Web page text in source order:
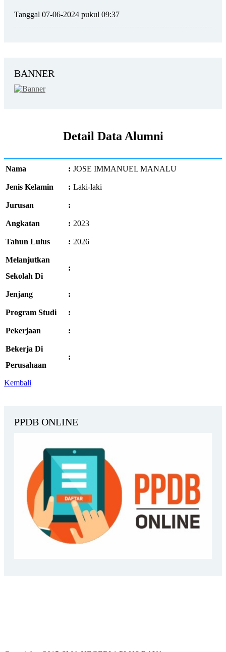
Tanggal 07-06-2024 pukul 09:37
BANNER
Detail Data Alumni
Nama : JOSE IMMANUEL MANALU
Jenis Kelamin : Laki-laki
Jurusan :
Angkatan : 2023
Tahun Lulus : 2026
Melanjutkan
Sekolah Di
:
Jenjang :
Program Studi :
Pekerjaan :
Bekerja Di
Perusahaan
:
Kembali
PPDB ONLINE